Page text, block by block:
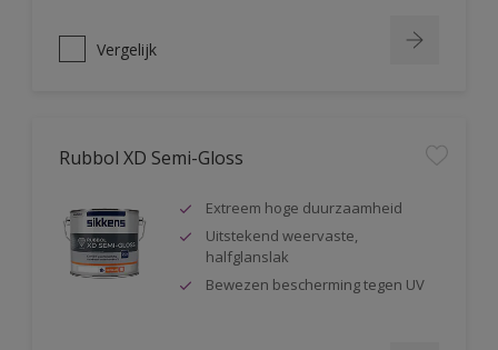
Vergelijk
Rubbol XD Semi-Gloss
Extreem hoge duurzaamheid
Uitstekend weervaste,
halfglanslak
Bewezen bescherming tegen UV